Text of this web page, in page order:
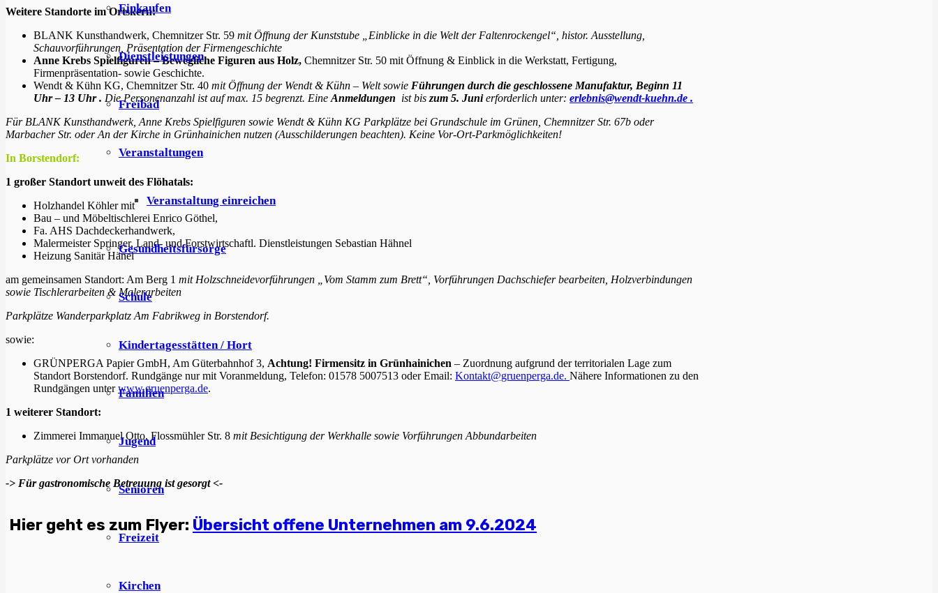
Einkaufen
Dienstleistungen
Freibad
Veranstaltungen
Veranstaltung einreichen
Gesundheitsfürsorge
Schule
Kindertagesstätten / Hort
Familien
Jugend
Senioren
Freizeit
Kirchen
Weitere Standorte im Ortskern:
BLANK Kunsthandwerk, Chemnitzer Str. 59 mit Öffnung der Kunststube „Einblicke in die Welt der Faltenrockengel“, histor. Ausstellung,
Schauvorführungen, Präsentation der Firmengeschichte
Anne Krebs Spielfiguren – Bewegliche Figuren aus Holz, Chemnitzer Str. 50 mit Öffnung & Einblick in die Werkstatt, Fertigung,
Firmenpräsentation- sowie Geschichte.
Wendt & Kühn KG, Chemnitzer Str. 40 mit Öffnung der Wendt & Kühn – Welt sowie Führungen durch die geschlossene Manufaktur, Beginn 11
Uhr – 13 Uhr . DiePersonenanzahl ist auf max. 15 begrenzt. Eine Anmeldungen istbiszum 5. Junierforderlich unter: erlebnis@wendt-kuehn.de .
Für BLANK Kunsthandwerk, Anne Krebs Spielfiguren sowie Wendt & Kühn KG Parkplätze bei Grundschule im Grünen, Chemnitzer Str. 67b oder
Marbacher Str. oder An der Kirche in Grünhainichen nutzen (Ausschilderungen beachten). Keine Vor-Ort-Parkmöglichkeiten!
In Borstendorf:
1 großer Standort unweit des Flöhatals:
Holzhandel Köhler mit
Bau – und Möbeltischlerei Enrico Göthel,
Fa. AHS Dachdeckerhandwerk,
Malermeister Springer, Land- und Forstwirtschaftl. Dienstleistungen Sebastian Hähnel
Heizung Sanitär Hänel
am gemeinsamen Standort: Am Berg 1 mit Holzschneidevorführungen „Vom Stamm zum Brett“, Vorführungen Dachschiefer bearbeiten, Holzverbindungen
sowie Tischlerarbeiten & Malerarbeiten
Parkplätze Wanderparkplatz Am Fabrikweg in Borstendorf.
sowie:
GRÜNPERGA Papier GmbH, Am Güterbahnhof 3, Achtung! Firmensitz in Grünhainichen – Zuordnung aufgrund der territorialen Lage zum
Standort Borstendorf. Rundgänge nur mit Voranmeldung, Telefon: 01578 5007513 oder Email: Kontakt@gruenperga.de. Nähere Informationen zu den
Rundgängen unterwww.gruenperga.de.
1 weiterer Standort:
Zimmerei Immanuel Otto, Flossmühler Str. 8 mit Besichtigung der Werkhalle sowie Vorführungen Abbundarbeiten
Parkplätze vor Ort vorhanden
-> Für gastronomische Betreuung ist gesorgt <-
Hier geht es zum Flyer: Übersicht offene Unternehmen am 9.6.2024